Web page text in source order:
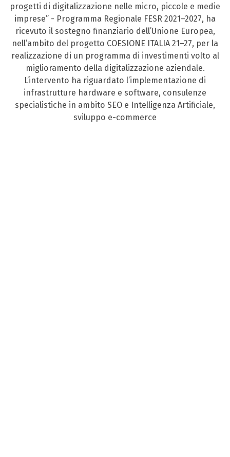
progetti di digitalizzazione nelle micro, piccole e medie
imprese” - Programma Regionale FESR 2021–2027, ha
ricevuto il sostegno finanziario dell’Unione Europea,
nell’ambito del progetto COESIONE ITALIA 21–27, per la
realizzazione di un programma di investimenti volto al
miglioramento della digitalizzazione aziendale.
L’intervento ha riguardato l’implementazione di
infrastrutture hardware e software, consulenze
specialistiche in ambito SEO e Intelligenza Artificiale,
sviluppo e-commerce